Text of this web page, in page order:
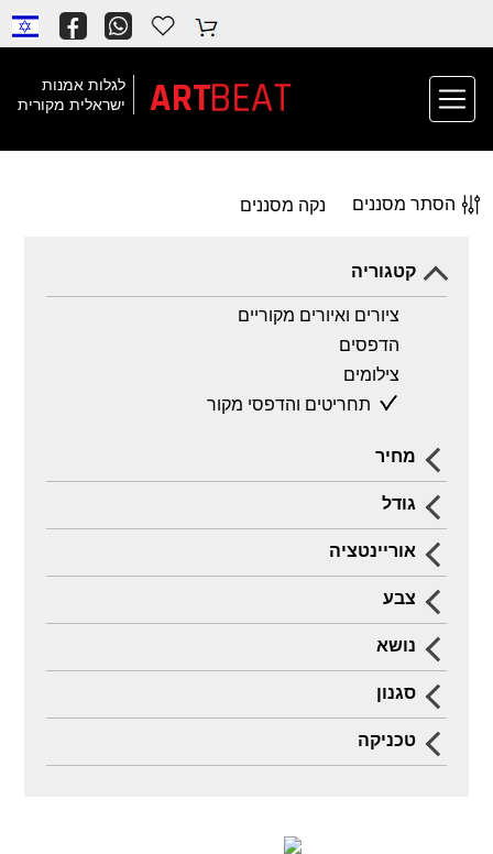
לגלות אמנות
ישראלית מקורית
ARTBEAT
הסתר מסננים נקה מסננים
קטגוריה
ציורים ואיורים מקוריים
הדפסים
צילומים
תחריטים והדפסי מקור
מחיר
גודל
אוריינטציה
צבע
נושא
סגנון
טכניקה